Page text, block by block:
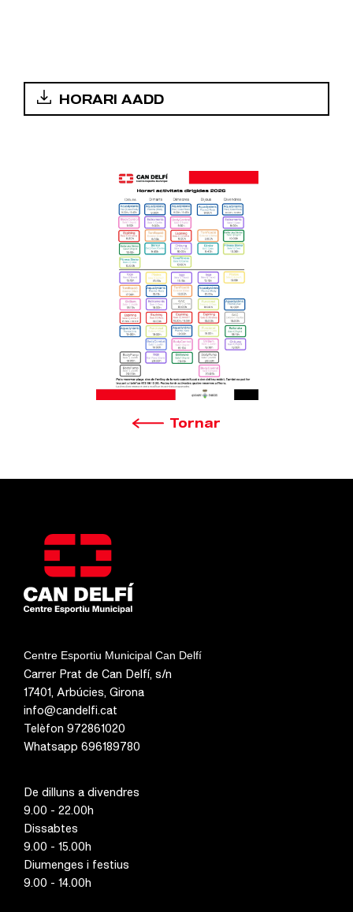
Tornar
HORARI AADD
Centre Esportiu Municipal Can Delfí
Carrer Prat de Can Delfí, s/n
17401, Arbúcies, Girona
info@candelfi.cat
Telèfon 972861020
Whatsapp 696189780
De dilluns a divendres
9.00 - 22.00h
Dissabtes
9.00 - 15.00h
Diumenges i festius
9.00 - 14.00h